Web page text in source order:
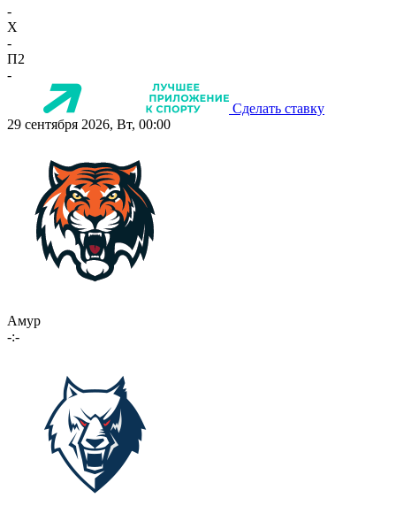
-
X
-
П2
-
Сделать ставку
29 сентября 2026, Вт, 00:00
Амур
-:-